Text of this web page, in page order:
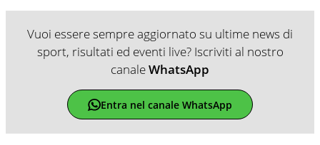
Vuoi essere sempre aggiornato su ultime news di
sport, risultati ed eventi live? Iscriviti al nostro
canaleWhatsApp
Entra nel canale WhatsApp